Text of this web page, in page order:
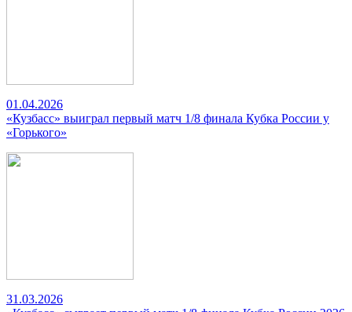
01.04.2026
«Кузбасс» выиграл первый матч 1/8 финала Кубка России у
«Горького»
31.03.2026